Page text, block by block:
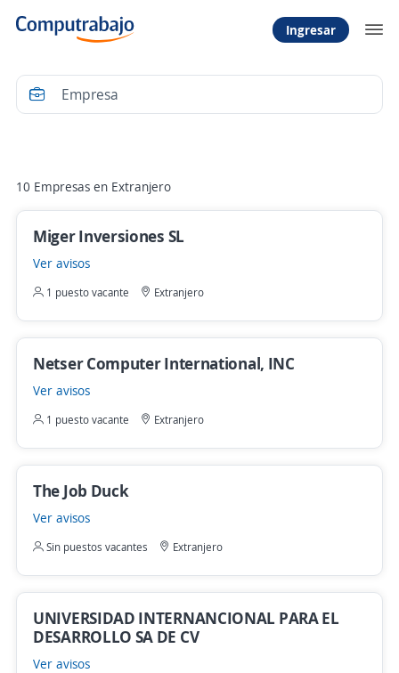
Ingresar
10 Empresas en Extranjero
Miger Inversiones SL
Ver avisos
1 puesto vacante Extranjero
Netser Computer International, INC
Ver avisos
1 puesto vacante Extranjero
The Job Duck
Ver avisos
Sin puestos vacantes Extranjero
UNIVERSIDAD INTERNANCIONAL PARA EL
DESARROLLO SA DE CV
Ver avisos